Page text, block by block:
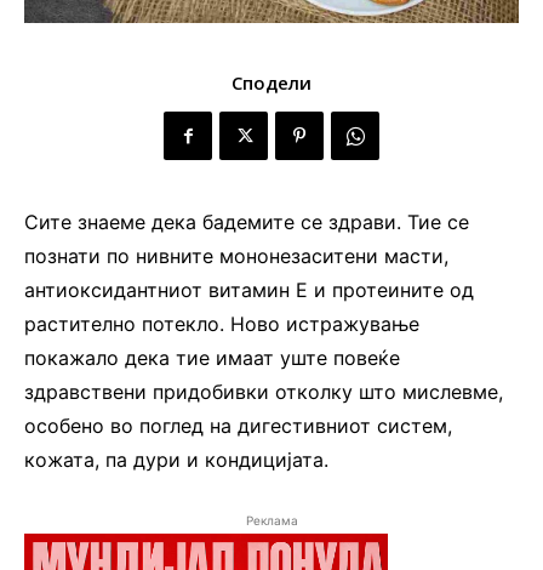
Сподели
Сите знаеме дека бадемите се здрави. Тие се
познати по нивните мононезаситени масти,
антиоксидантниот витамин Е и протеините од
растително потекло. Ново истражување
покажало дека тие имаат уште повеќе
здравствени придобивки отколку што мислевме,
особено во поглед на дигестивниот систем,
кожата, па дури и кондицијата.
Реклама